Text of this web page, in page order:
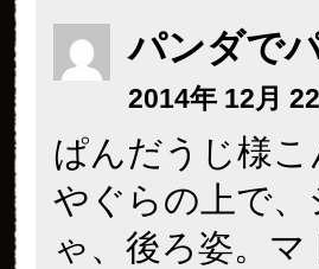
パンダで
2014年 12月
ぱんだうじ様
やぐらの上で
ゃ、後ろ姿。